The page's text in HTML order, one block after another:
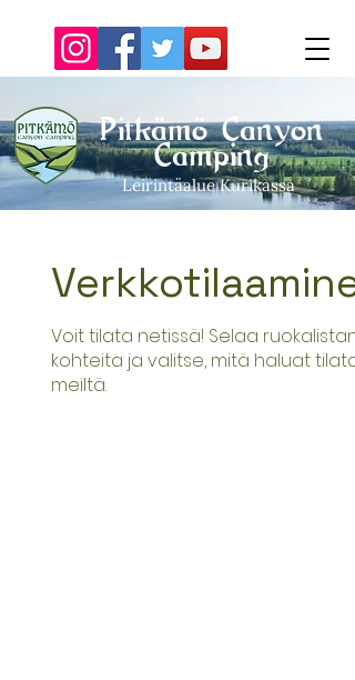
Pitkämö Canyon
Camping
Leirintäalue Kurikassa
Voit tilata netissä! Selaa ruokalistan
kohteita ja valitse, mitä haluat tilata
meiltä.